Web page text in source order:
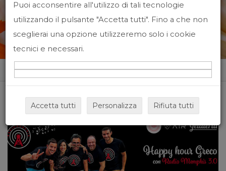
News&Events
Home News&events
Puoi acconsentire all'utilizzo di tali tecnologie
utilizzando il pulsante "Accetta tutti". Fino a che non
sceglierai una opzione utilizzeremo solo i cookie
tecnici e necessari.
Accetta tutti Personalizza Rifiuta tutti